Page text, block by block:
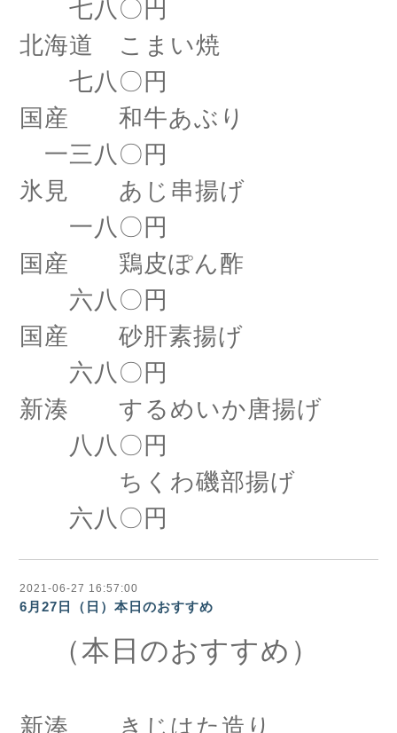
七八〇円
北海道 こまい焼
七八〇円
国産 和牛あぶり
一三八〇円
氷見 あじ串揚げ
一八〇円
国産 鶏皮ぽん酢
六八〇円
国産 砂肝素揚げ
六八〇円
新湊 するめいか唐揚げ
八八〇円
ちくわ磯部揚げ
六八〇円
2021-06-27 16:57:00
6月27日（日）本日のおすすめ
（本日のおすすめ）
新湊 きじはた造り